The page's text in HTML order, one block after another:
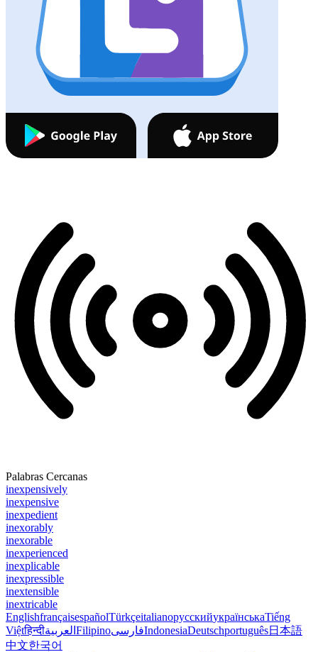
Palabras Cercanas
inexpensively
inexpensive
inexpedient
inexorably
inexorable
inexperienced
inexplicable
inexpressible
inextensible
inextricable
EnglishfrançaisespañolTürkçeitalianoрусскийукраїнськаTiếng
Việtहिन्दीالعربية FilipinoفارسیIndonesiaDeutschportuguês日本語
中文한국어